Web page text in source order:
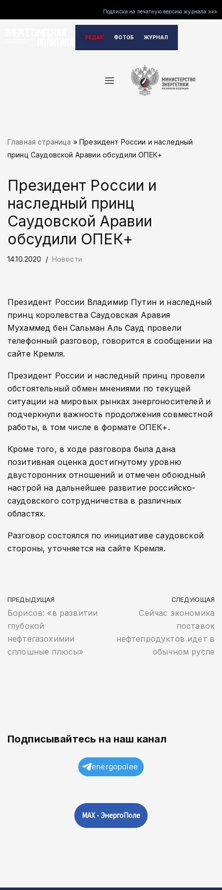
Подписка на печатную версию журнала >>>
РЕДАКЦИЯФОТОБАНКЖУРНАЛ
Главная страница »Президент России и наследный
принц Саудовской Аравии обсудили ОПЕК+
Президент России и
наследный принц
Саудовской Аравии
обсудили ОПЕК+
14.10.2020 Новости
Президент России Владимир Путин и наследный
принц королевства Саудовская Аравия
Мухаммед бен Сальман Аль Сауд провели
телефонный разговор, говорится в сообщении на
сайте Кремля.
Президент России и наследный принц провели
обстоятельный обмен мнениями по текущей
ситуации на мировых рынках энергоносителей и
подчеркнули важность продолжения совместной
работы, в том числе в формате ОПЕК+.
Кроме того, в ходе разговора была дана
позитивная оценка достигнутому уровню
двусторонних отношений и отмечен обоюдный
настрой на дальнейшее развитие российско-
саудовского сотрудничества в различных
областях.
Разговор состоялся по инициативе саудовской
стороны, уточняется на сайте Кремля.
ПРЕДЫДУЩАЯ
Борисов: «в развитии
глубокой
нефтегазохимии
сплошные плюсы»
СЛЕДУЮЩАЯ
Сейчас экономика
поставок
нефтепродуктов идет в
обычном русле
Подписывайтесь на наш канал
energopolee
MAX - ЭнергоПоле